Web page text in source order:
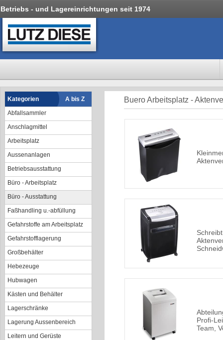
Betriebs - und Lagereinrichtungen seit 1974
Kategorien
A bis Z
Abfallsammler
Anschlagmittel
Arbeitsplatz
Aussenanlagen
Betriebsausstattung
Büro - Arbeitsplatz
Büro - Ausstattung
Faßhandling u.-abfüllung
Gefahrstoffe am Arbeitsplatz
Gefahrstofflagerung
Großbehälter
Hebezeuge
Hubwagen
Kästen und Behälter
Lagerschränke
Lagerung Aussenbereich
Leitern und Gerüste
Buero Arbeitsplatz -
Profi-
Team,